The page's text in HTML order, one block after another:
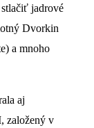
jadrové
Dvorkin
a mnoho
aj
založený v